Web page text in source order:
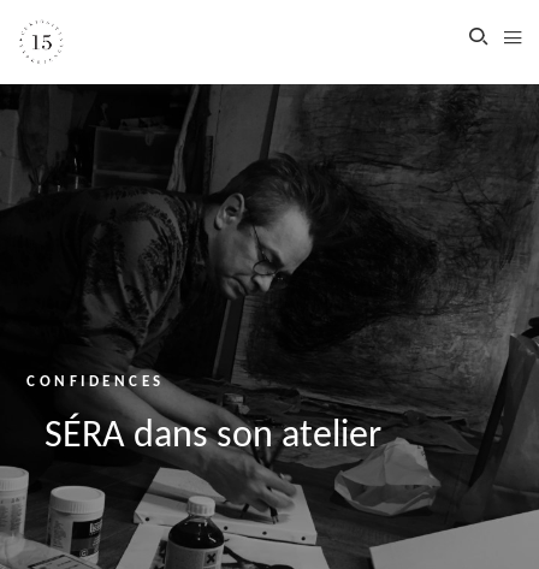
CONFIDENCES
SÉRA dans son atelier